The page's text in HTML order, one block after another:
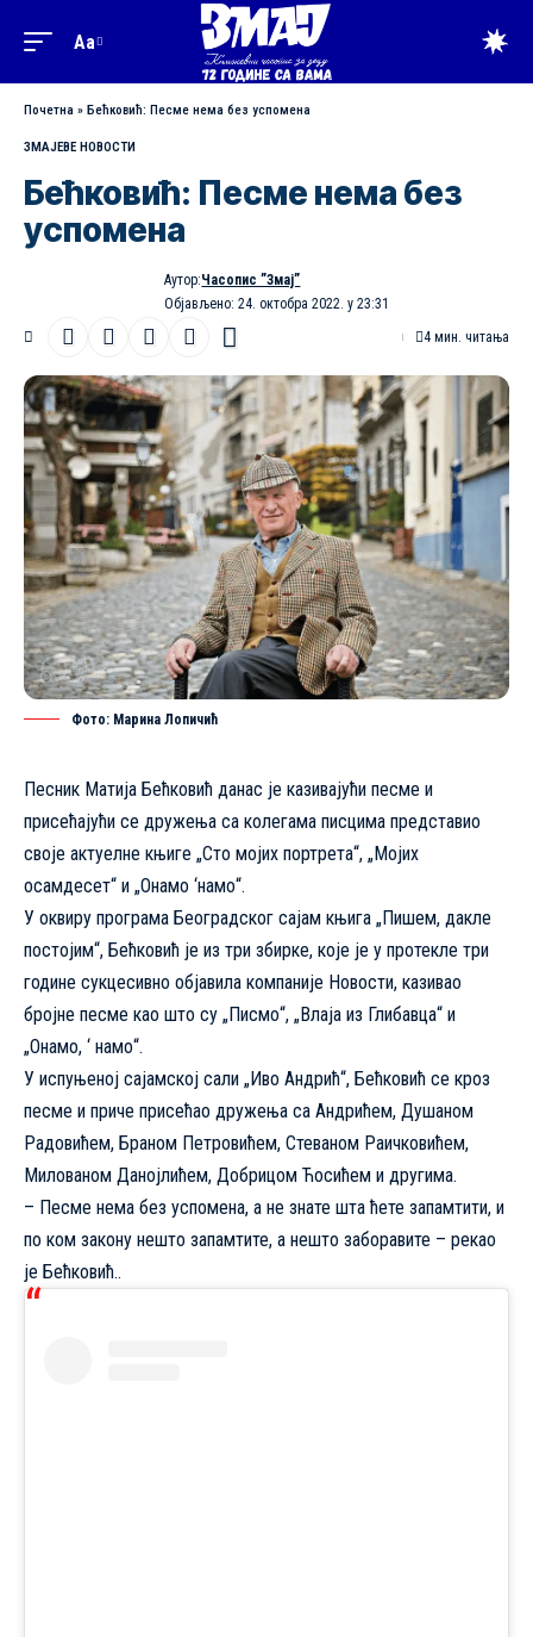
Промена
величине
фонта
Aa
Почетна » Бећковић: Песме нема без успомена
ЗМАЈЕВЕ НОВОСТИ
Бећковић: Песме нема без
успомена
Аутор:Часопис ”Змај”
Објављено: 24. октобра 2022. у 23:31
4 мин. читања
Фото: Марина Лопичић
Песник Матијa Бећковић данас је казивајући песме и
присећајући се дружења са колегама писцима представио
своје актуелне књиге „Сто мојих портрета“, „Мојих
осамдесет“ и „Онамо ‘намо“.
У оквиру програма Београдског сајам књига „Пишем, дакле
постојим“, Бећковић је из три збирке, које је у протекле три
године сукцесивно објавила компаније Новости, казивао
бројне песме као што су „Писмо“, „Влаја из Глибавца“ и
„Онамо, ‘ намо“.
У испуњеној сајамској сали „Иво Андрић“, Бећковић се кроз
песме и приче присећао дружења са Андрићем, Душаном
Радовићем, Браном Петровићем, Стеваном Раичковићем,
Милованом Данојлићем, Добрицом Ћосићем и другима.
– Песме нема без успомена, а не знате шта ћете запамтити, и
по ком закону нешто запамтите, а нешто заборавите – рекао
је Бећковић..